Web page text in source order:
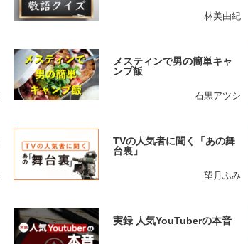
林美由紀
メスティンで男の簡単キャ
ンプ飯
石黒アツシ
TVの人気者に聞く「あの舞
台裏」
望月ふみ
実録 人気YouTuberの本音